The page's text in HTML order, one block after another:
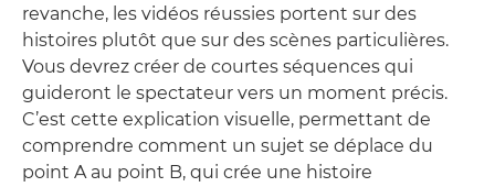
revanche, les vidéos réussies portent sur des
histoires plutôt que sur des scènes particulières.
Vous devrez créer de courtes séquences qui
guideront le spectateur vers un moment précis.
C’est cette explication visuelle, permettant de
comprendre comment un sujet se déplace du
point A au point B, qui crée une histoire